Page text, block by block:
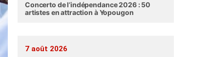
Concerto de l’indépendance 2026 : 50
artistes en attraction à Yopougon
7 août 2026